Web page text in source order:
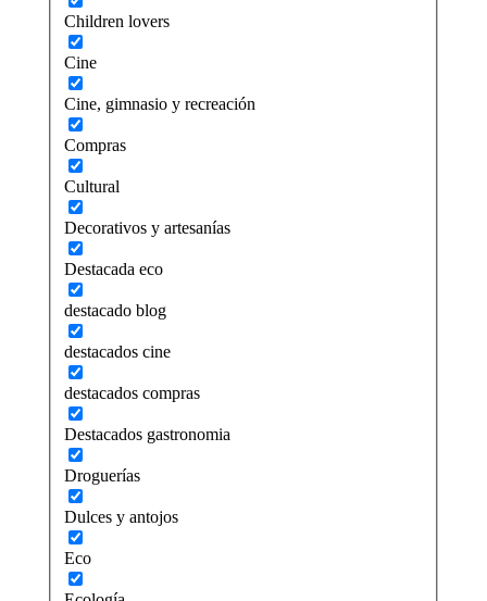
Children lovers
Cine
Cine, gimnasio y recreación
Compras
Cultural
Decorativos y artesanías
Destacada eco
destacado blog
destacados cine
destacados compras
Destacados gastronomia
Droguerías
Dulces y antojos
Eco